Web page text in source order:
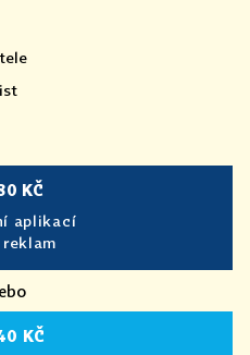
KČ
aplikací
reklam
KČ